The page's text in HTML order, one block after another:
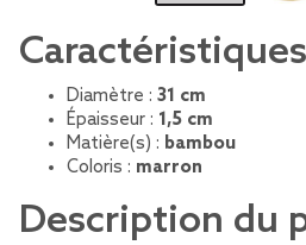
Diamètre : 31 cm
Épaisseur : 1,5 cm
Matière(s) : bambou
Coloris : marron
Description du